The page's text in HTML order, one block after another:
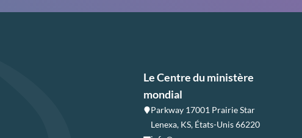
Le Centre du ministère
mondial
Parkway 17001 Prairie Star
Lenexa, KS, États-Unis 66220